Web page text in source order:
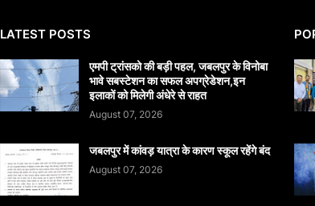
LATEST POSTS
एमपी ट्रांसको की बड़ी पहल, जबलपुर के विनोबा
भावे सबस्टेशन का सफल अपग्रेडेशन,इन
इलाकों को मिलेगी अंधेरे से राहत
August 07, 2026
जबलपुर में कांवड़ यात्रा के कारण स्कूल रहेंगे बंद
August 07, 2026